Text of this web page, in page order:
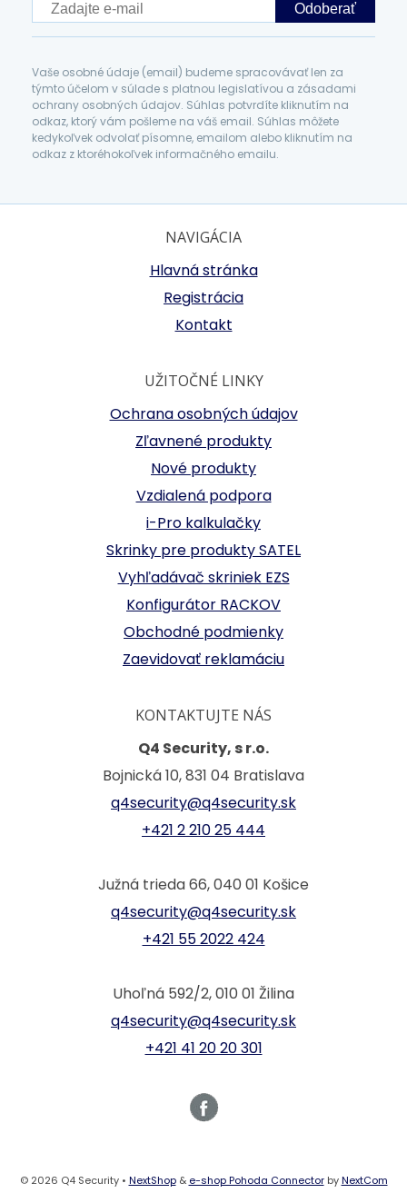
Odoberať
Vaše osobné údaje (email) budeme spracovávať len za
týmto účelom v súlade s platnou legislatívou a zásadami
ochrany osobných údajov. Súhlas potvrdíte kliknutím na
odkaz, ktorý vám pošleme na váš email. Súhlas môžete
kedykoľvek odvolať písomne, emailom alebo kliknutím na
odkaz z ktoréhokoľvek informačného emailu.
NAVIGÁCIA
Hlavná stránka
Registrácia
Kontakt
UŽITOČNÉ LINKY
Ochrana osobných údajov
Zľavnené produkty
Nové produkty
Vzdialená podpora
i-Pro kalkulačky
Skrinky pre produkty SATEL
Vyhľadávač skriniek EZS
Konfigurátor RACKOV
Obchodné podmienky
Zaevidovať reklamáciu
KONTAKTUJTE NÁS
Q4 Security, s r.o.
Bojnická 10, 831 04 Bratislava
q4security@q4security.sk
+421 2 210 25 444
Južná trieda 66, 040 01 Košice
q4security@q4security.sk
+421 55 2022 424
Uhoľná 592/2, 010 01 Žilina
q4security@q4security.sk
+421 41 20 20 301
© 2026 Q4 Security • NextShop& e-shop Pohoda ConnectorbyNextCom